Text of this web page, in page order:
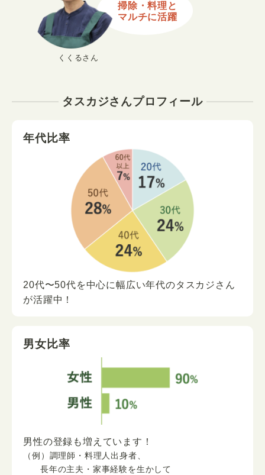
くくるさん
掃除・料理と
マルチに活躍
タスカジさんプロフィール
年代比率
20代〜50代を中心に幅広い年代のタスカジさん
が活躍中！
男女比率
男性の登録も増えています！
（例）調理師・料理人出身者、
長年の主夫・家事経験を生かして